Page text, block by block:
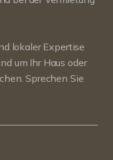
lokaler Expertise
um Ihr Haus oder
Sprechen Sie